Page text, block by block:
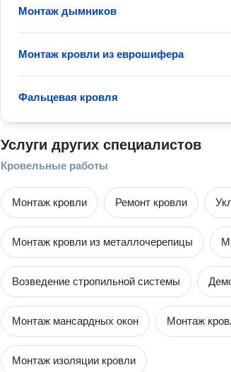
Монтаж дымников
Монтаж кровли из еврошифера
Фальцевая кровля
Услуги других специалистов
Кровельные работы
Монтаж кровли Ремонт кровли
Монтаж кровли из металлочерепицы
Возведение стропильной системы
Монтаж мансардных окон Монтаж
Монтаж изоляции кровли